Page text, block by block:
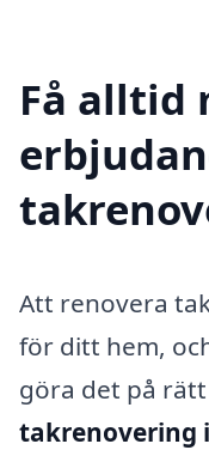
Få alltid
Att renovera
för ditt hem,
göra det på
takrenovering